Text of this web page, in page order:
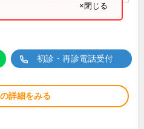
×閉じる
初診・再診電話受付
詳細をみる